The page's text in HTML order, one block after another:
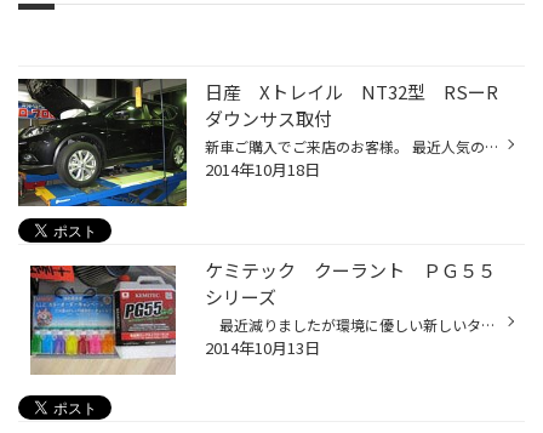
日産 Xトレイル NT32型 RSーR
ダウンサス取付
新車ご購入でご来店のお客様。 最近人気のSUVタイプ、カッコいいのですが、お客様より「タイヤの上側にできる隙間がどうにかならないか」とのご相談を頂き、ダウンサスをご購入頂きました。 まだ車が新しくダウンサスでの設定が少ない車種、今回新発売されたRS-RのTi2000がダウン量も理想的だったの...
2014年10月18日
ケミテック クーラント ＰＧ５５
シリーズ
最近減りましたが環境に優しい新しいタイプのクーラント液。この夏交換をおススメです。 クーラントと言っても本来は冷却水が正しく、これはお車のエンジンを大事に使用していく中でエンジンオイルと等しいぐらい重要な交換液体なのです。クーラントは添加剤の略称みたいなものですかね。 液体で...
2014年10月13日